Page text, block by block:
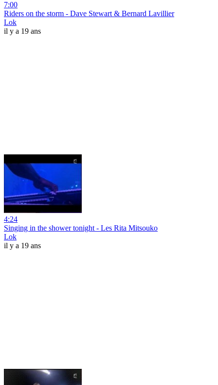
7:00
Riders on the storm - Dave Stewart & Bernard Lavillier
Lok
il y a 19 ans
4:24
Singing in the shower tonight - Les Rita Mitsouko
Lok
il y a 19 ans